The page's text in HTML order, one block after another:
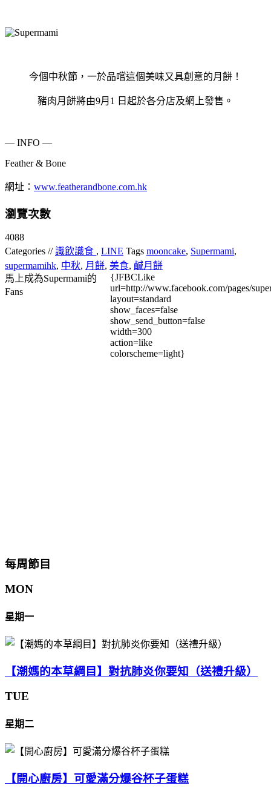
今個中秋節，一於品嚐這個美味又具創意的月餅！
豬肉月餅將由9月1 日起於各分店及網上發售。
— INFO —
Feather & Bone
網址： www.featherandbone.com.hk
瀏覽次數
4088
Categories //識飲識食 , LINE Tags mooncake, Supermami,
supermamihk, 中秋, 月餅, 美食, 鹹月餅
馬上成為Supermami的
Fans
{JFBCLike
url=http://www.facebook.com/pages/
layout=standard
show_faces=false
show_send_button=false
width=300
action=like
colorscheme=light}
每周節目
MON
星期一
【潮媽的本草綱目】對抗肺炎你要知（送禮升級）
TUE
星期二
【開心廚房】可愛滿分爆谷杯子蛋糕